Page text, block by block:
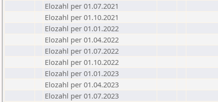
Elozahl per 01.07.2021
Elozahl per 01.10.2021
Elozahl per 01.01.2022
Elozahl per 01.04.2022
Elozahl per 01.07.2022
Elozahl per 01.10.2022
Elozahl per 01.01.2023
Elozahl per 01.04.2023
Elozahl per 01.07.2023